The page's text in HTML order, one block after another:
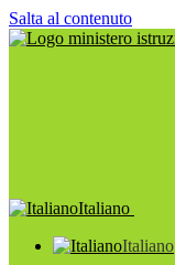
Salta al contenuto
Italiano
Italiano